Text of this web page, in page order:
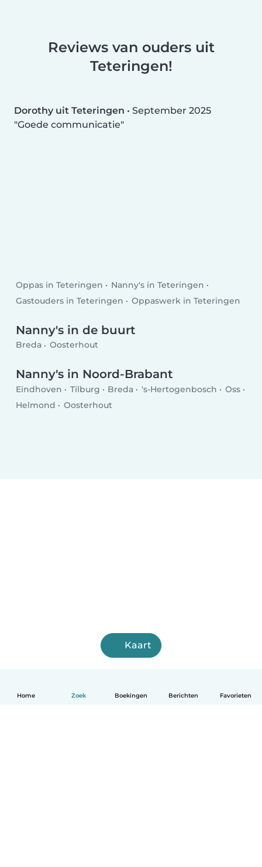
Home Zoek Boekingen Berichten Favorieten
Reviews van ouders uit
Teteringen!
Dorothy uit Teteringen • September 2025
Goede communicatie
Oppas in Teteringen
Nanny's in Teteringen
Gastouders in Teteringen
Oppaswerk in Teteringen
Nanny's in de buurt
Breda Oosterhout
Nanny's in Noord-Brabant
Eindhoven Tilburg Breda 's-Hertogenbosch
Oss
Helmond
Oosterhout
Kaart